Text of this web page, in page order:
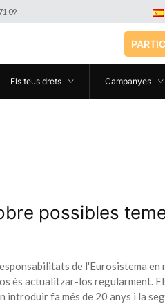
09
Els teus drets Campanyes
possibles
de l'Eurosistema en
és actualitzar-los regularment.
introduir fa més de 20 anys i la